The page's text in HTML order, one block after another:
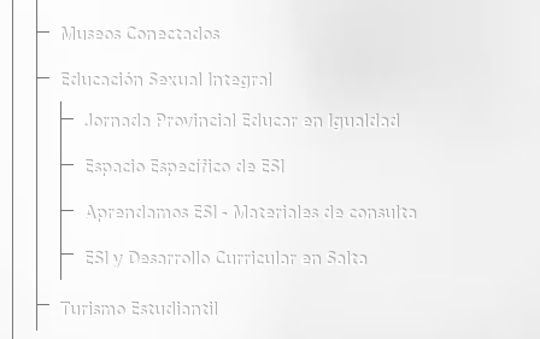
Museos Conectados
Educación Sexual Integral
Jornada Provincial Educar en Igualdad
Espacio Específico de ESI
Aprendamos ESI - Materiales de consulta
ESI y Desarrollo Curricular en Salta
Turismo Estudiantil